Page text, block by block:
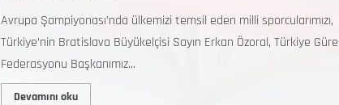
Avrupa Şampiyonası’nda ülkemizi temsil eden milli sporcularımızı,
Türkiye’nin Bratislava Büyükelçisi Sayın Erkan Özoral, Türkiye
Federasyonu Başkanımız...
Devamını oku